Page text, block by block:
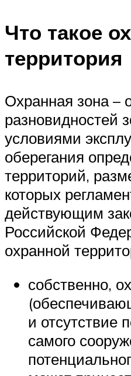
Что такое
территория
Охранная зона –
разновидностей
условиями
оберегания
территорий,
которых
действующим
Российской
охранной
собственно,
и отсутствие
самого